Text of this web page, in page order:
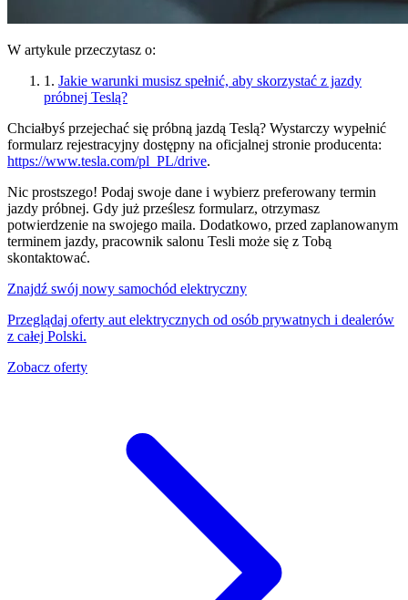
W artykule przeczytasz o:
1. Jakie warunki musisz spełnić, aby skorzystać z jazdy
próbnej Teslą?
Chciałbyś przejechać się próbną jazdą Teslą? Wystarczy wypełnić
formularz rejestracyjny dostępny na oficjalnej stronie producenta:
https://www.tesla.com/pl_PL/drive.
Nic prostszego! Podaj swoje dane i wybierz preferowany termin
jazdy próbnej. Gdy już prześlesz formularz, otrzymasz
potwierdzenie na swojego maila. Dodatkowo, przed zaplanowanym
terminem jazdy, pracownik salonu Tesli może się z Tobą
skontaktować.
Znajdź swój nowy samochód elektryczny
Przeglądaj oferty aut elektrycznych od osób prywatnych i dealerów
z całej Polski.
Zobacz oferty